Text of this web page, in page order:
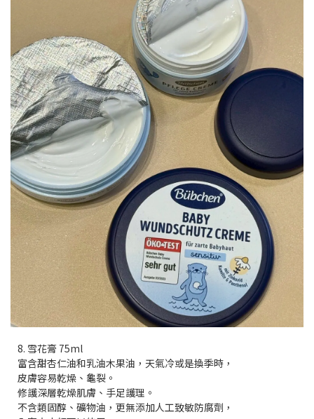
8. 雪花膏 75ml
富含甜杏仁油和乳油木果油，天氣冷或是換季時，
皮膚容易乾燥、龜裂。
修護深層乾燥肌膚、手足護理。
不含類固醇、礦物油，更無添加人工致敏防腐劑，